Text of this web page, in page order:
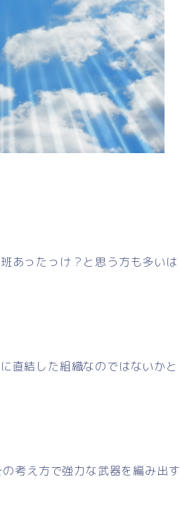
あったっけ？と思う方も多いは
直結した組織なのではないかと
考え方で強力な武器を編み出す